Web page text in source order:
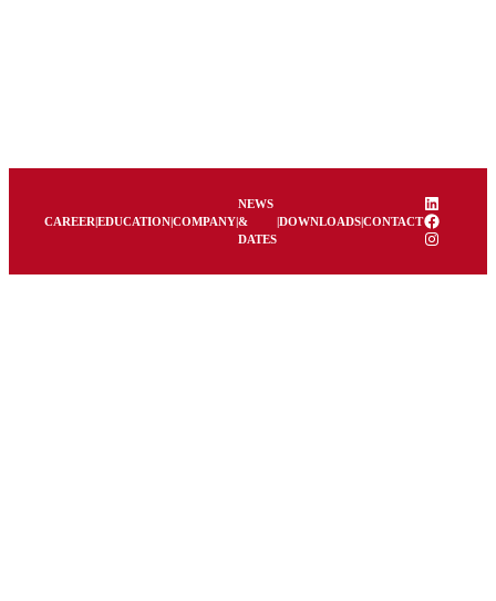
CAREER|EDUCATION|COMPANY|
NEWS
&
DATES
|DOWNLOADS|CONTACT
LinkedIn
Facebook
Instagram